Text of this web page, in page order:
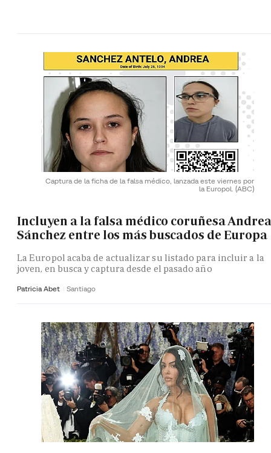
Captura de la ficha de la falsa médico, lanzada este viernes por
la Europol. (ABC)
Incluyen a la falsa médico coruñesa Andrea
Sánchez entre los más buscados de Europa
La Europol acaba de actualizar su listado para incluir a la
joven, en busca y captura desde el pasado año
Patricia Abet Santiago